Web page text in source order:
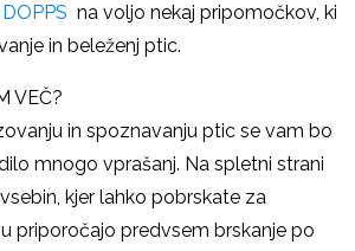
na voljo nekaj pripomočkov, ki
in beleženj ptic.
VEČ?
in spoznavanju ptic se vam bo
mnogo vprašanj. Na spletni strani
kjer lahko pobrskate za
priporočajo predvsem brskanje po